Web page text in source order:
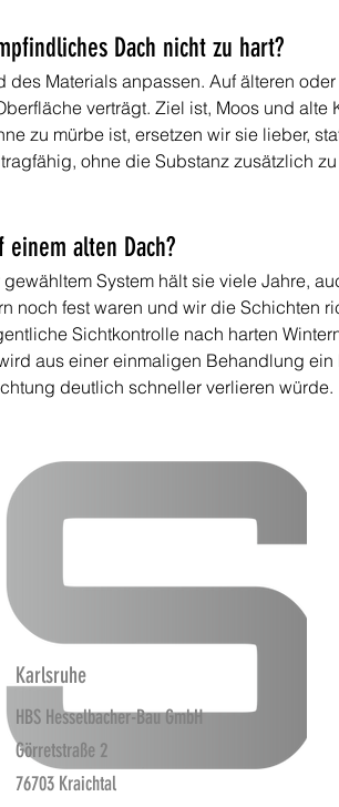
Dach nicht zu hart?
Materials anpassen. Auf älteren
verträgt. Ziel ist, Moos und alte
zu mürbe ist, ersetzen wir sie lieber,
ohne die Substanz zusätzlich
alten Dach?
System hält sie viele Jahre,
noch fest waren und wir die Schichten
Sichtkontrolle nach harten
aus einer einmaligen Behandlung
deutlich schneller verlieren würde.
Karlsruhe
HBS Hesselbacher-Bau GmbH
Görretstraße 2
76703 Kraichtal